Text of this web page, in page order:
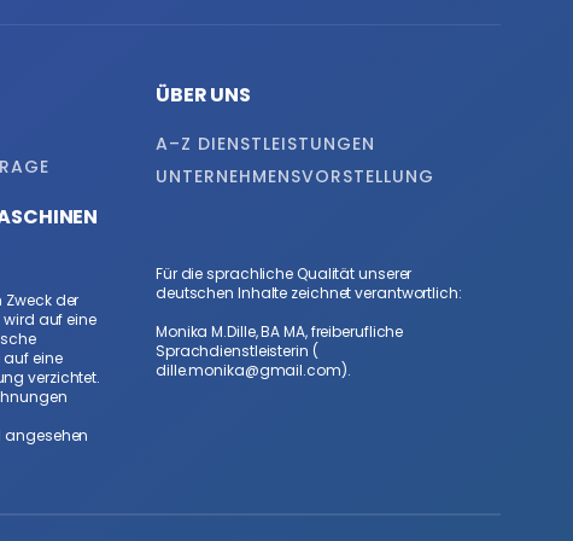
der
wird auf eine
auf eine
verzichtet.
ÜBER UNS
A–Z DIENSTLEISTUNGEN
UNTERNEHMENSVORSTELLUNG
Für die sprachliche Qualität unserer
deutschen Inhalte zeichnet verantwortlich:
Monika M.Dille, BA MA, freiberufliche
Sprachdienstleisterin (
dille.monika@gmail.com).